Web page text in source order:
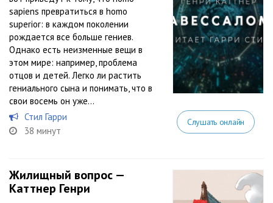
sapiens превратиться в homo
superior: в каждом поколении
рождается все больше гениев.
Однако есть неизменные вещи в
этом мире: например, проблема
отцов и детей. Легко ли растить
гениального сына и понимать, что в
свои восемь он уже...
Стил Гарри
38 минут
Слушать онлайн
Жилищный вопрос —
Каттнер Генри